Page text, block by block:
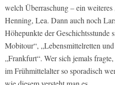
welch Überraschung – ein
Henning, Lea. Dann auch noch
Höhepunkte der Geschichtsstunde
Mobitour“, „Lebensmittelretten
„Frankfurt“. Wer sich jemals
im Frühmittelalter so sporadisch